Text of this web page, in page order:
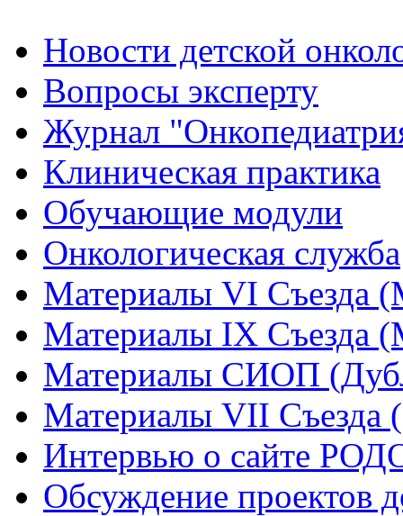
Новости детской
Вопросы эксперту
Журнал
Клиническая практика
Обучающие модули
Онкологическая служба
Материалы VI Съезда
Материалы IX Съезда
Материалы СИОП
Материалы VII Съезда
Интервью о сайте
Обсуждение проектов